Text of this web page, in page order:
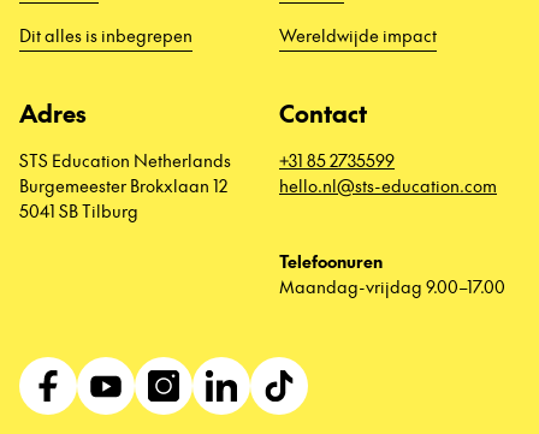
Dit alles is inbegrepen
Wereldwijde impact
Adres
STS Education Netherlands
Burgemeester Brokxlaan 12
5041 SB Tilburg
Contact
+31 85 2735599
hello.nl@sts-education.com
Telefoonuren
Maandag-vrijdag 9.00–17.00